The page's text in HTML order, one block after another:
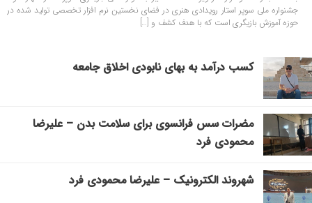
جشنواره ملی سوپر استار رویدادی هنری در فضای نخستین نرم افزار تخصصی تولید شده در
حوزه آموزش بازیگری است که با هدف کشف و […]
کسب درآمد به بهای نابودی اخلاق جامعه
مضرات سس فرانسوی برای سلامت بدن – علیرضا
محمودی فرد
شهروند الکترونیک – علیرضا محمودی فرد